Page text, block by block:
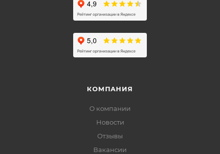
КОМПАНИЯ
О компании
Новости
Отзывы
Вакансии